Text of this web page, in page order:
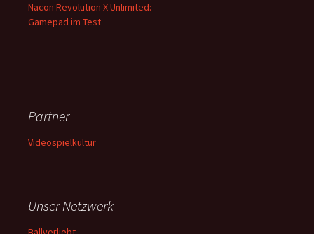
Nacon Revolution X Unlimited:
Gamepad im Test
Partner
Videospielkultur
Unser Netzwerk